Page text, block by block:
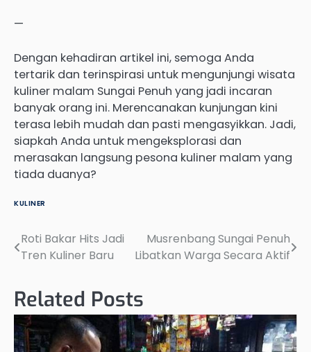
—
Dengan kehadiran artikel ini, semoga Anda
tertarik dan terinspirasi untuk mengunjungi wisata
kuliner malam Sungai Penuh yang jadi incaran
banyak orang ini. Merencanakan kunjungan kini
terasa lebih mudah dan pasti mengasyikkan. Jadi,
siapkah Anda untuk mengeksplorasi dan
merasakan langsung pesona kuliner malam yang
tiada duanya?
KULINER
Post
Roti Bakar Hits Jadi
Tren Kuliner Baru
Musrenbang Sungai Penuh
Libatkan Warga Secara Aktif
Related Posts